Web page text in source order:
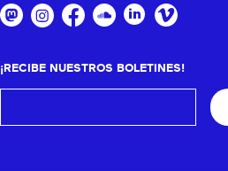
¡RECIBE NUESTROS BOLETINES!